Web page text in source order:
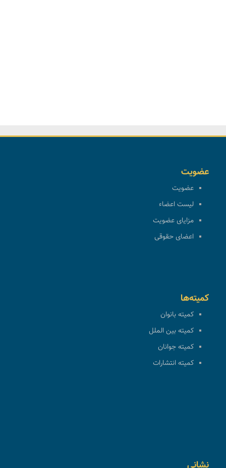
عضویت
عضویت
لیست اعضاء
مزایای عضویت
اعضای حقوقی
کمیته‌ها
کمیته بانوان
کمیته بین الملل
کمیته جوانان
کمیته انتشارات
نشانی